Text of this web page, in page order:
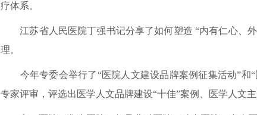
疗体系。
江苏省人民医院丁强书记分享了如何塑造 “内有仁心、外
理。
今年专委会举行了“医院人文建设品牌案例征集活动”和“
专家评审，评选出医学人文品牌建设“十佳”案例、医学人文